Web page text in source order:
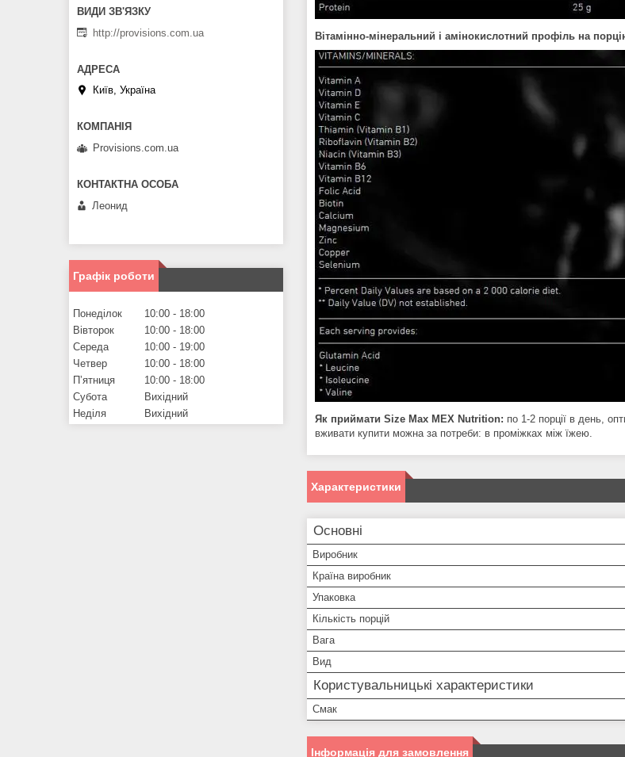
Вітамінно-мінеральний і амінокислотний профіль на
Як приймати Size Max MEX Nutrition: по 1-2 порції в день,
вживати купити можна за потреби: в проміжках між їжею.
Характеристики
Основні
Виробник
Країна виробник
Упаковка
Кількість порцій
Вага
Вид
Користувальницькі характеристики
Смак
Інформація для замовлення
http://provisions.com.ua
Київ, Україна
Provisions.com.ua
Леонид
Графік роботи
Понеділок 10:00
18:00
Вівторок
10:00
18:00
Середа
10:00
19:00
Четвер
10:00
18:00
Пʼятниця
10:00
18:00
Субота
Вихідний
Неділя
Вихідний